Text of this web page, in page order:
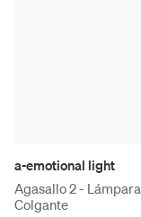
a-emotional light
Agasallo 2 - Lámpara
Colgante